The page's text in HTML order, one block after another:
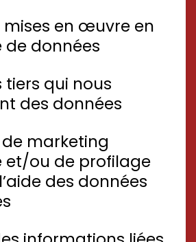
mises en œuvre en
de données
tiers qui nous
des données
marketing
et/ou de profilage
des données